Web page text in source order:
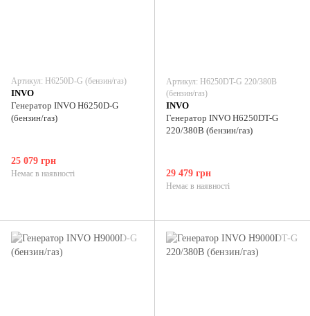
Артикул: H6250D-G (бензин/газ)
INVO
Генератор INVO H6250D-G
(бензин/газ)
25 079 грн
Немає в наявності
Артикул: H6250DT-G 220/380В
(бензин/газ)
INVO
Генератор INVO H6250DT-G
220/380В (бензин/газ)
29 479 грн
Немає в наявності